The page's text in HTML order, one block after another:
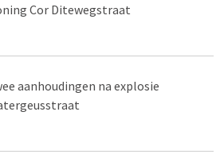
Cor Ditewegstraat
aanhoudingen na explosie